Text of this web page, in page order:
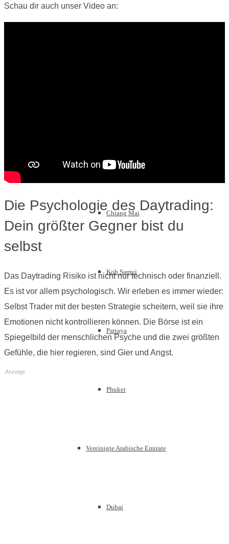
Chiang Mai
Koh Samui
Pattaya
Phuket
Vereinigte Arabische Emirate
Dubai
Schau dir auch unser Video an:
Die Psychologie des Daytrading:
Dein größter Gegner bist du
selbst
Das Daytrading Risiko ist nicht nur technisch oder finanziell.
Es ist vor allem psychologisch. Wir erleben es immer wieder:
Selbst Trader mit der besten Strategie scheitern, weil sie ihre
Emotionen nicht kontrollieren können. Die Börse ist ein
Spiegelbild der menschlichen Psyche und die zwei größten
Gefühle, die hier regieren, sind Gier und Angst.
Anzeige